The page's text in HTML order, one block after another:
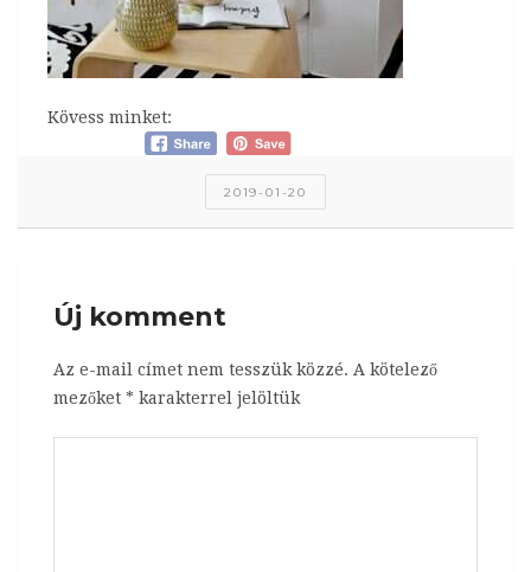
Kövess minket:
2019-01-20
Új komment
Az e-mail címet nem tesszük közzé. A kötelező
mezőket * karakterrel jelöltük